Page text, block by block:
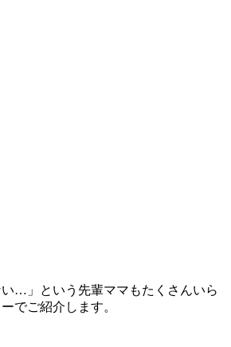
…」という先輩ママもたくさんいら
でご紹介します。